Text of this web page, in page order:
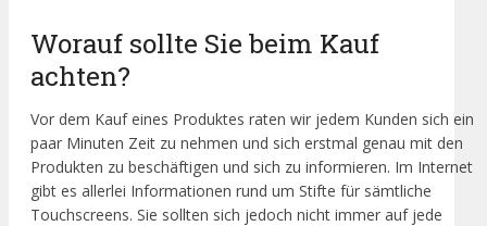
Worauf sollte Sie beim Kauf
achten?
Vor dem Kauf eines Produktes raten wir jedem Kunden sich ein
paar Minuten Zeit zu nehmen und sich erstmal genau mit den
Produkten zu beschäftigen und sich zu informieren. Im Internet
gibt es allerlei Informationen rund um Stifte für sämtliche
Touchscreens. Sie sollten sich jedoch nicht immer auf jede